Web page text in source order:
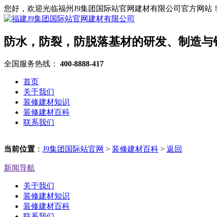
您好，欢迎光临福州J9集团国际站官网建材有限公司官方网站
防水，防裂，防脱落基材的研发、制造与
全国服务热线： 400-8888-417
首页
关于我们
装修建材知识
装修建材百科
联系我们
当前位置 ： J9集团国际站官网 > 装修建材百科 > 返回
新闻导航
关于我们
装修建材知识
装修建材百科